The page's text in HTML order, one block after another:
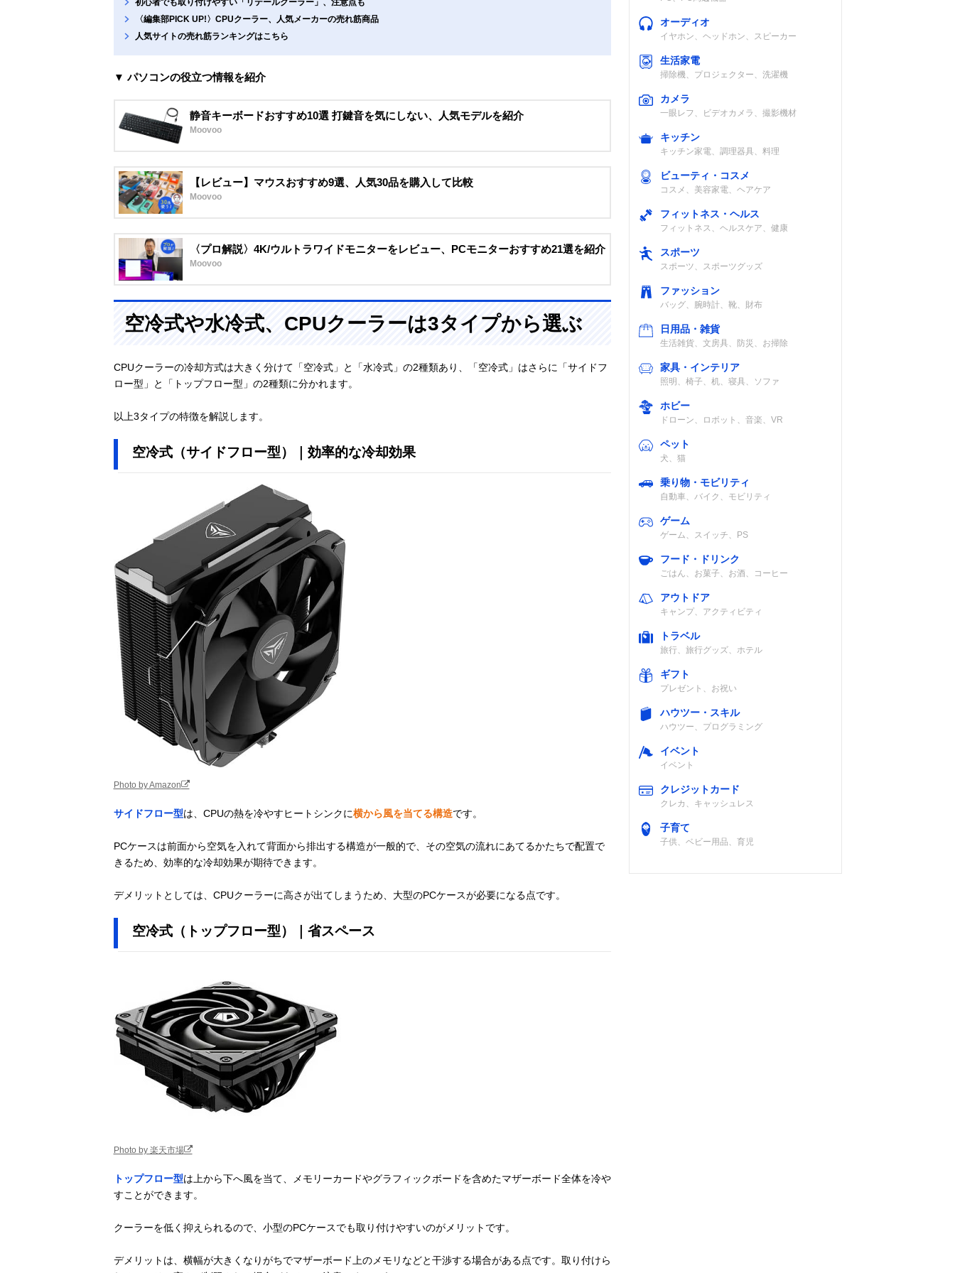
〈編集部PICK UP!〉CPUクーラー、人気メーカーの売れ筋商品
人気サイトの売れ筋ランキングはこちら
▼ パソコンの役立つ情報を紹介
静音キーボードおすすめ10選 打鍵音を気にしない、人気モデルを紹介
Moovoo
【レビュー】マウスおすすめ9選、人気30品を購入して比較
Moovoo
〈プロ解説〉4K/ウルトラワイドモニターをレビュー、PCモニターおすすめ21選を紹介
Moovoo
空冷式や水冷式、CPUクーラーは3タイプから選ぶ
CPUクーラーの冷却方式は大きく分けて「空冷式」と「水冷式」の2種類あり、「空冷式」はさらに「サイドフ
ロー型」と「トップフロー型」の2種類に分かれます。
以上3タイプの特徴を解説します。
空冷式（サイドフロー型）｜効率的な冷却効果
Photo by Amazon
サイドフロー型は、CPUの熱を冷やすヒートシンクに横から風を当てる構造です。
PCケースは前面から空気を入れて背面から排出する構造が一般的で、その空気の流れにあてるかたちで配置で
きるため、効率的な冷却効果が期待できます。
デメリットとしては、CPUクーラーに高さが出てしまうため、大型のPCケースが必要になる点です。
空冷式（トップフロー型）｜省スペース
Photo by 楽天市場
トップフロー型は上から下へ風を当て、メモリーカードやグラフィックボードを含めたマザーボード全体を冷や
すことができます。
クーラーを低く抑えられるので、小型のPCケースでも取り付けやすいのがメリットです。
デメリットは、横幅が大きくなりがちでマザーボード上のメモリなどと干渉する場合がある点です。取り付けら
オーディオ
イヤホン、ヘッドホン、スピーカー
生活家電
掃除機、プロジェクター、洗濯機
カメラ
一眼レフ、ビデオカメラ、撮影機材
キッチン
キッチン家電、調理器具、料理
ビューティ・コスメ
コスメ、美容家電、ヘアケア
フィットネス・ヘルス
フィットネス、ヘルスケア、健康
スポーツ
スポーツ、スポーツグッズ
ファッション
バッグ、腕時計、靴、財布
日用品・雑貨
生活雑貨、文房具、防災、お掃除
家具・インテリア
照明、椅子、机、寝具、ソファ
ホビー
ドローン、ロボット、音楽、VR
ペット
犬、猫
乗り物・モビリティ
自動車、バイク、モビリティ
ゲーム
ゲーム、スイッチ、PS
フード・ドリンク
ごはん、お菓子、お酒、コーヒー
アウトドア
キャンプ、アクティビティ
トラベル
旅行、旅行グッズ、ホテル
ギフト
プレゼント、お祝い
ハウツー・スキル
ハウツー、プログラミング
イベント
イベント
クレジットカード
クレカ、キャッシュレス
子育て
子供、ベビー用品、育児